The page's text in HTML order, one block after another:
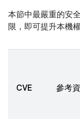
本節中最嚴重的安
限，即可提升本機權
CVE 參考